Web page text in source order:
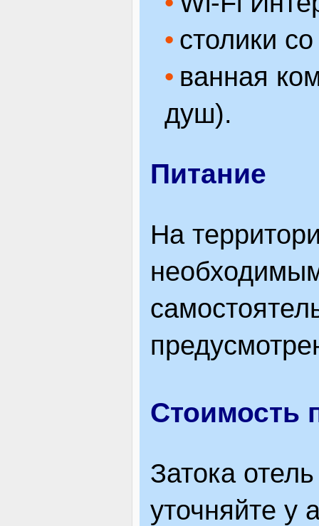
столики
ванная
душ).
Питание
На
Стоимость
Затока
уточняйте у